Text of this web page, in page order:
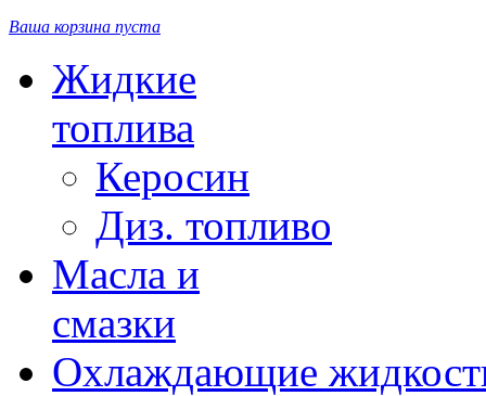
Ваша корзина пуста
Жидкие
топлива
Керосин
Диз. топливо
Масла и
смазки
Охлаждающие